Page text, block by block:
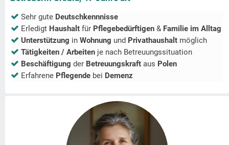
Sehr gute Deutschkennnisse
Erledigt Haushalt für Pflegebedürftigen & Familie im Alltag
Unterstützung in Wohnung und Privathaushalt möglich
Tätigkeiten / Arbeiten je nach Betreuungssituation
Beschäftigung der Betreuungskraft aus Polen
Erfahrene Pflegende bei Demenz